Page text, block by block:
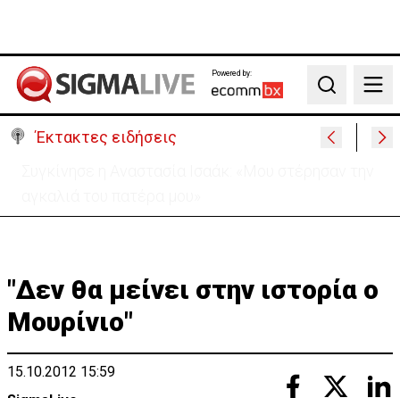
Powered by:
Search
Έκτακτες ειδήσεις
"Δεν θα μείνει στην ιστορία ο
Μουρίνιο"
15.10.2012 15:59